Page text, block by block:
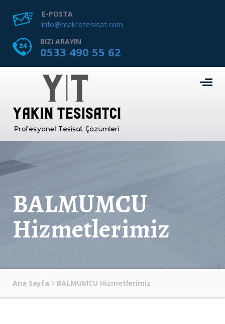
E-POSTA
info@makrotesisat.com
BIZI ARAYIN
0533 490 55 62
BALMUMCU
Hizmetlerimiz
Ana Sayfa BALMUMCU Hizmetlerimiz